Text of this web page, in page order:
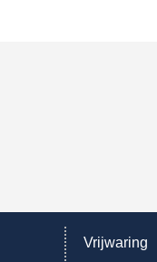
Vrijwaring